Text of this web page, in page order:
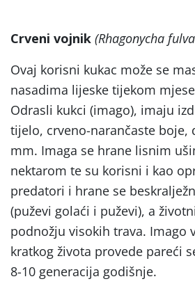
Crveni vojnik (Rhagonycha fulva
Ovaj korisni kukac može se
nasadima lijeske tijekom
Odrasli kukci (imago), imaju
tijelo, crveno-narančaste boje,
mm. Imaga se hrane lisnim
nektarom te su korisni i kao
predatori i hrane se
(puževi golaći i puževi), a
podnožju visokih trava. Imago
kratkog života provede pareći
8-10 generacija godišnje.